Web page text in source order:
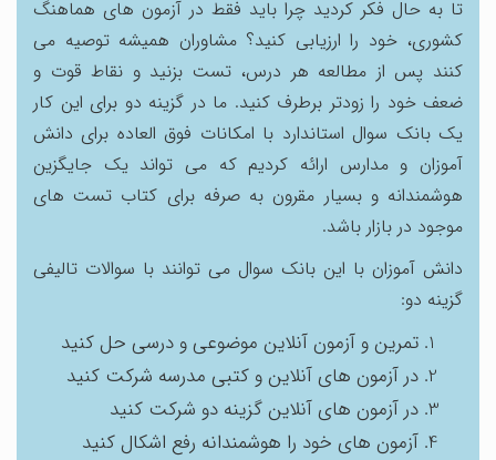
تا به حال فکر کردید چرا باید فقط در آزمون های هماهنگ
کشوری، خود را ارزیابی کنید؟ مشاوران همیشه توصیه می
کنند پس از مطالعه هر درس، تست بزنید و نقاط قوت و
ضعف خود را زودتر برطرف کنید. ما در گزینه دو برای این کار
یک بانک سوال استاندارد با امکانات فوق العاده برای دانش
آموزان و مدارس ارائه کردیم که می تواند یک جایگزین
هوشمندانه و بسیار مقرون به صرفه برای کتاب تست های
موجود در بازار باشد.
دانش آموزان با این بانک سوال می توانند با سوالات تالیفی
گزینه دو:
تمرین و آزمون آنلاین موضوعی و درسی حل کنید
در آزمون های آنلاین و کتبی مدرسه شرکت کنید
در آزمون های آنلاین گزینه دو شرکت کنید
آزمون های خود را هوشمندانه رفع اشکال کنید